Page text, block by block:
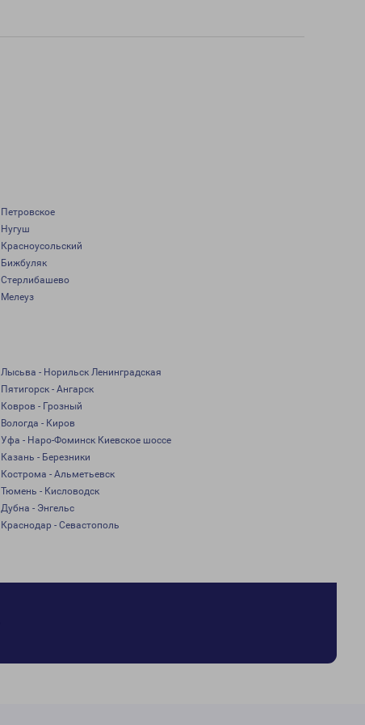
Петровское
Нугуш
Красноусольский
Бижбуляк
Стерлибашево
Мелеуз
Лысьва - Норильск Ленинградская
Пятигорск - Ангарск
Ковров - Грозный
Вологда - Киров
Уфа - Наро-Фоминск Киевское шоссе
Казань - Березники
Кострома - Альметьевск
Тюмень - Кисловодск
Дубна - Энгельс
Краснодар - Севастополь